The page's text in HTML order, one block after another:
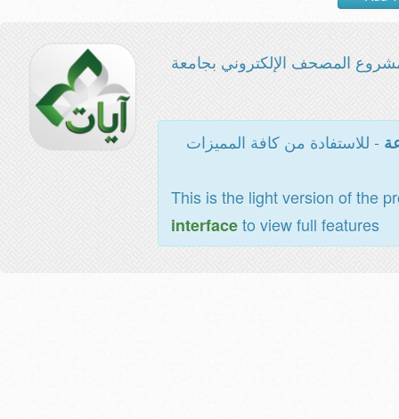
المصحف الإلكتروني بجامعة
- للاستفادة من كافة المميزات
This is the light version of the
interfaceto view full features